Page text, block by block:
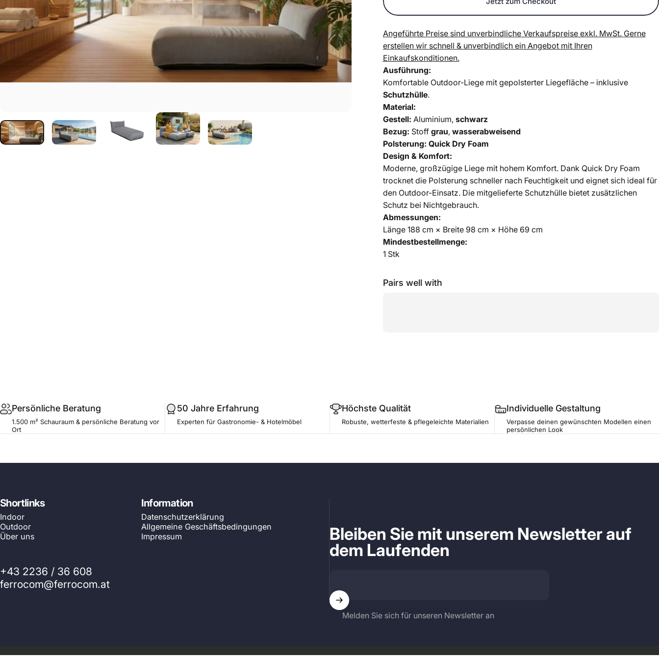
Angeführte Preise sind unverbindliche Verkaufspreise exkl. MwSt. Gerne
erstellen wir schnell & unverbindlich ein Angebot mit Ihren
Einkaufskonditionen.
Ausführung:
Komfortable Outdoor-Liege mit gepolsterter Liegefläche – inklusive
Schutzhülle.
Material:
Gestell: Aluminium, schwarz
Bezug: Stoff grau, wasserabweisend
Polsterung: Quick Dry Foam
Design & Komfort:
Moderne, großzügige Liege mit hohem Komfort. Dank Quick Dry Foam
trocknet die Polsterung schneller nach Feuchtigkeit und eignet sich ideal für
den Outdoor-Einsatz. Die mitgelieferte Schutzhülle bietet zusätzlichen
Schutz bei Nichtgebrauch.
Abmessungen:
Länge 188 cm × Breite 98 cm × Höhe 69 cm
Mindestbestellmenge:
1 Stk
Pairs well with
Persönliche Beratung
1.500 m² Schauraum & persönliche Beratung vor
Ort
50 Jahre Erfahrung
Experten für Gastronomie- & Hotelmöbel
Höchste Qualität
Robuste, wetterfeste & pflegeleichte Materialien
Individuelle Gestaltung
Verpasse deinen gewünschten Modellen einen
persönlichen Look
Shortlinks
Indoor
Outdoor
Über uns
Information
Datenschutzerklärung
Allgemeine Geschäftsbedingungen
Impressum
+43 2236 / 36 608
ferrocom@ferrocom.at
Bleiben Sie mit unserem Newsletter auf
dem Laufenden
Melden Sie sich für unseren Newsletter an